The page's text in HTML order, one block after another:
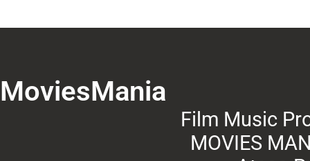
MoviesMania
Film Music
MOVIES